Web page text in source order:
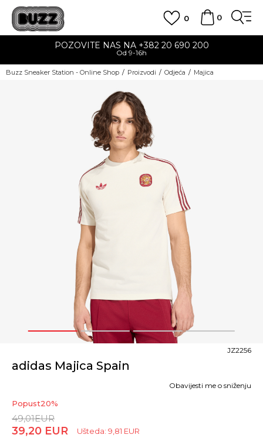
0
0
POZOVITE NAS NA +382 20 690 200
Od 9-16h
Buzz Sneaker Station - Online Shop Proizvodi Odjeća Majica
1 2 3 4
adidas Majica Spain
JZ2256
Popust20%
49,01EUR
39,20 EUR Ušteda: 9,81 EUR
Obavijesti me o sniženju